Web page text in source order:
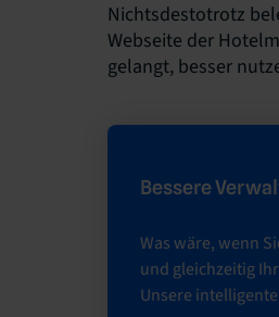
Nichtsdestotrotz
Webseite der
gelangt, besser
Bessere
Was wäre, wenn
und gleichzeitig
Unsere